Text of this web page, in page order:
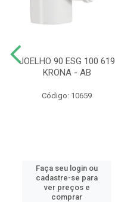
JOELHO 90 ESG 100 619
KRONA - AB
Código: 10659
Faça seu login ou
cadastre-se para
ver preços e
comprar